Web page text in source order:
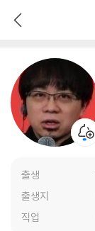
출생
출생지
직업